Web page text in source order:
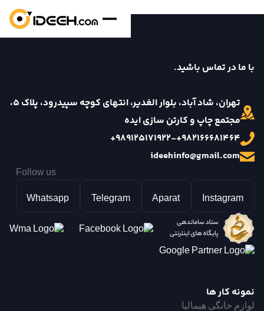
صفحه اصلی
نمونه کارها
بلاگ
درباره ما
تماس با ما
ایده بین
پروژه چسب غفاری
پروه روغن موتور ایرانول
پروژه ایساکو
archive.php
با ما در تماس باشید.
تهران، شاد آباد، بلوار الغدیر، انتهای کوچه سپیدرود، پلاک ۵،
مجتمع چاپ و کارتن سازی ایده
982166681464+
-
989125171922+
ideehinfo@gmail.com
Follow us
Instagram
Aparat
Telegram
Whatsapp
نمونه کار ها
لوازم خانگی هیمالیا